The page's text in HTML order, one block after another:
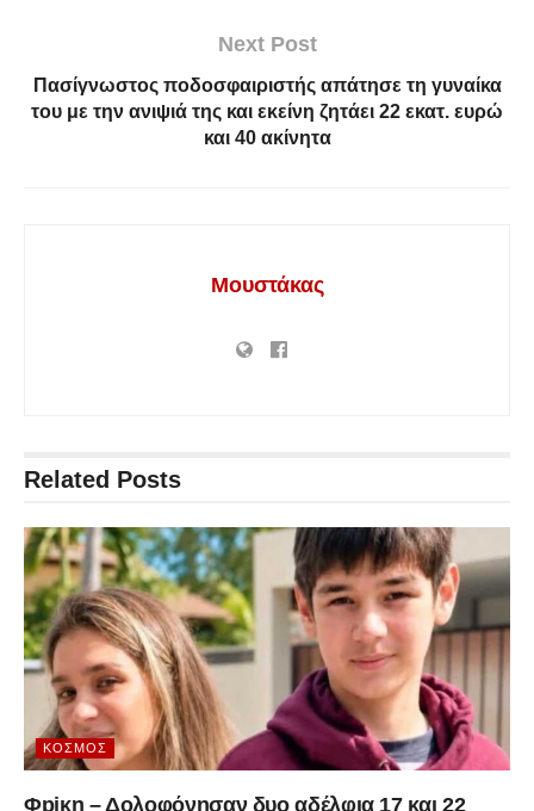
Next Post
Πασίγνωστος ποδοσφαιριστής απάτησε τη γυναίκα
του με την ανιψιά της και εκείνη ζητάει 22 εκατ. ευρώ
και 40 ακίνητα
Μουστάκας
Related Posts
ΚΌΣΜΟΣ
Φpiκη – Δολοφόνησαν δυο αδέλφια 17 και 22